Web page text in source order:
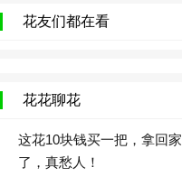
花友们都在看
花花聊花
这花10块钱买一把，拿回
了，真愁人！